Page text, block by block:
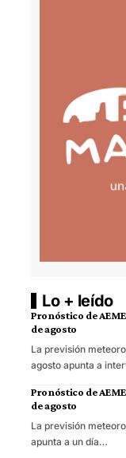
Lo + leído
Pronóstico de
de agosto
La previsión
agosto apunta a
Pronóstico de
de agosto
La previsión
apunta a un día…